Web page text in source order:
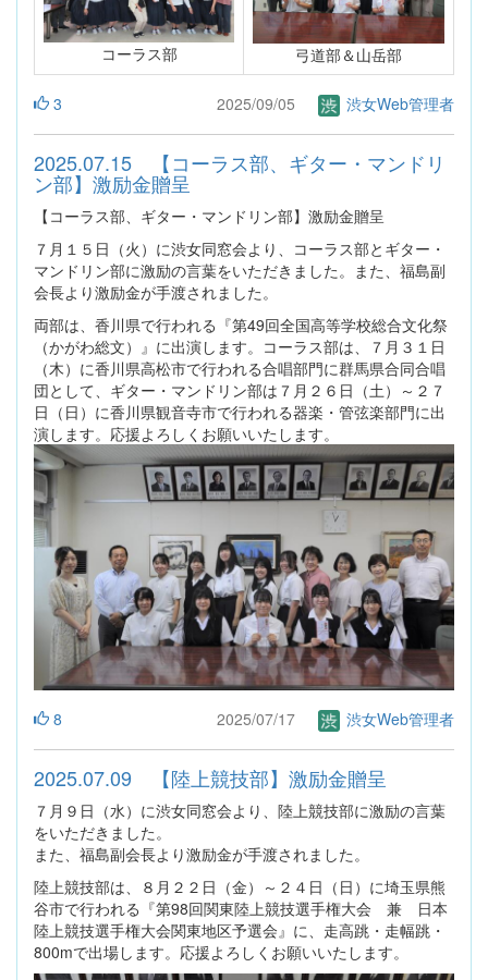
コーラス部 弓道部＆山岳部
3 2025/09/05 渋女Web管理者
2025.07.15 【コーラス部、ギター・マンドリ
ン部】激励金贈呈
【コーラス部、ギター・マンドリン部】激励金贈呈
７月１５日（火）に渋女同窓会より、コーラス部とギター・
マンドリン部に激励の言葉をいただきました。また、福島副
会長より激励金が手渡されました。
両部は、香川県で行われる『第49回全国高等学校総合文化祭
（かがわ総文）』に出演します。コーラス部は、７月３１日
（木）に香川県高松市で行われる合唱部門に群馬県合同合唱
団として、ギター・マンドリン部は７月２６日（土）～２７
日（日）に香川県観音寺市で行われる器楽・管弦楽部門に出
演します。応援よろしくお願いいたします。
8 2025/07/17 渋女Web管理者
2025.07.09 【陸上競技部】激励金贈呈
７月９日（水）に渋女同窓会より、陸上競技部に激励の言葉
をいただきました。
また、福島副会長より激励金が手渡されました。
陸上競技部は、８月２２日（金）～２４日（日）に埼玉県熊
谷市で行われる『第98回関東陸上競技選手権大会 兼 日本
陸上競技選手権大会関東地区予選会』に、走高跳・走幅跳・
800mで出場します。応援よろしくお願いいたします。